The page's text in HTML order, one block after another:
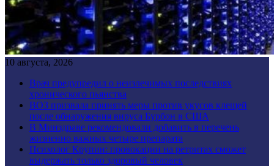
10 августа, 2026
Врач предупредил о неизлечимых последствиях
хронического пьянства
ВОЗ призвала принять меры против укусов клещей
после обнаружения вируса Бурбон в США
В Минздраве рекомендовали добавить в перечень
жизненно важных четыре препарата
Психолог Крупин: провокации на ретритах сможет
выдержать только здоровый человек